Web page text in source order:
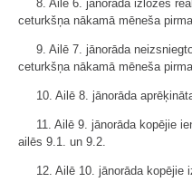
8. Ailē 6. jānorāda izlozes
ceturkšņa nākamā mēneša
9. Ailē 7. jānorāda
ceturkšņa nākamā mēneša
10. Ailē 8. jānorāda
11. Ailē 9. jānorāda kopējie
ailēs 9.1. un 9.2.
12. Ailē 10. jānorāda kopējie